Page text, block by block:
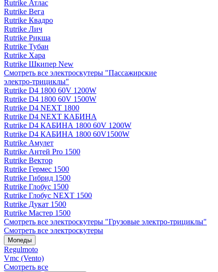
Rutrike Атлас
Rutrike Вега
Rutrike Квадро
Rutrike Лич
Rutrike Рикша
Rutrike Тубан
Rutrike Хара
Rutrike Шкипер New
Смотреть все электро­скутеры "Пассажирские
электро‑трициклы"
Rutrike D4 1800 60V 1200W
Rutrike D4 1800 60V 1500W
Rutrike D4 NEXT 1800
Rutrike D4 NEXT КАБИНА
Rutrike D4 КАБИНА 1800 60V 1200W
Rutrike D4 КАБИНА 1800 60V1500W
Rutrike Амулет
Rutrike Антей Pro 1500
Rutrike Вектор
Rutrike Гермес 1500
Rutrike Гибрид 1500
Rutrike Глобус 1500
Rutrike Глобус NEXT 1500
Rutrike Дукат 1500
Rutrike Мастер 1500
Смотреть все электро­скутеры "Грузовые электро‑трициклы"
Смотреть все электро­скутеры
Мопеды
Regulmoto
Vmc (Vento)
Смотреть все